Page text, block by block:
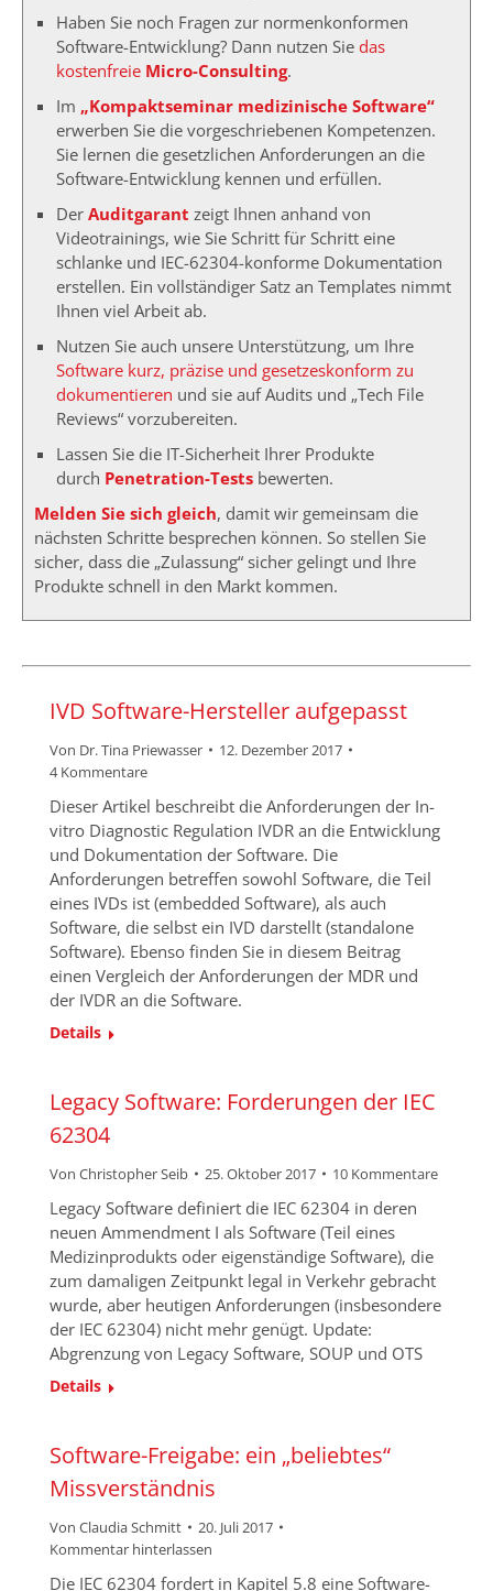
Haben Sie noch Fragen zur normenkonformen
Software-Entwicklung? Dann nutzen Sie das
kostenfreie Micro-Consulting.
Im „Kompaktseminar medizinische Software“
erwerben Sie die vorgeschriebenen Kompetenzen.
Sie lernen die gesetzlichen Anforderungen an die
Software-Entwicklung kennen und erfüllen.
Der Auditgarant zeigt Ihnen anhand von
Videotrainings, wie Sie Schritt für Schritt eine
schlanke und IEC-62304-konforme Dokumentation
erstellen. Ein vollständiger Satz an Templates nimmt
Ihnen viel Arbeit ab.
Nutzen Sie auch unsere Unterstützung, um Ihre
Software kurz, präzise und gesetzeskonform zu
dokumentieren und sie auf Audits und „Tech File
Reviews“ vorzubereiten.
Lassen Sie die IT-Sicherheit Ihrer Produkte
durch Penetration-Tests bewerten.
Melden Sie sich gleich, damit wir gemeinsam die
nächsten Schritte besprechen können. So stellen Sie
sicher, dass die „Zulassung“ sicher gelingt und Ihre
Produkte schnell in den Markt kommen.
IVD Software-Hersteller aufgepasst
Von Dr. Tina Priewasser
12. Dezember 2017
4 Kommentare
Dieser Artikel beschreibt die Anforderungen der In-
vitro Diagnostic Regulation IVDR an die Entwicklung
und Dokumentation der Software. Die
Anforderungen betreffen sowohl Software, die Teil
eines IVDs ist (embedded Software), als auch
Software, die selbst ein IVD darstellt (standalone
Software). Ebenso finden Sie in diesem Beitrag
einen Vergleich der Anforderungen der MDR und
der IVDR an die Software.
Details
Legacy Software: Forderungen der IEC
62304
Von Christopher Seib 25. Oktober 2017 10 Kommentare
Legacy Software definiert die IEC 62304 in deren
neuen Ammendment I als Software (Teil eines
Medizinprodukts oder eigenständige Software), die
zum damaligen Zeitpunkt legal in Verkehr gebracht
wurde, aber heutigen Anforderungen (insbesondere
der IEC 62304) nicht mehr genügt. Update:
Abgrenzung von Legacy Software, SOUP und OTS
Details
Software-Freigabe: ein „beliebtes“
Missverständnis
Von Claudia Schmitt
20. Juli 2017
Kommentar hinterlassen
Die IEC 62304 fordert in Kapitel 5.8 eine Software-